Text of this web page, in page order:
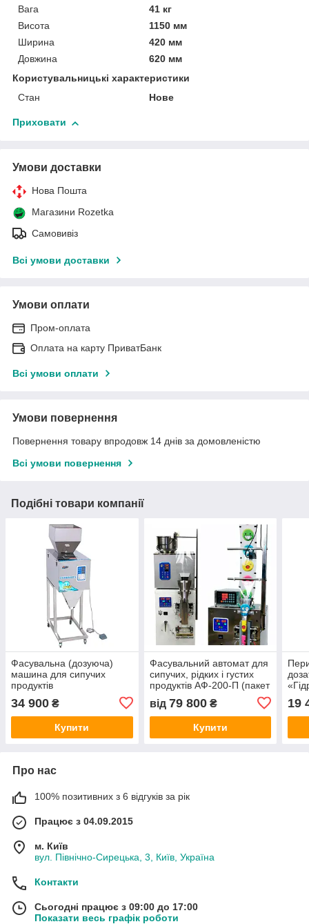
Вага
41 кг
Висота
1150 мм
Ширина
420 мм
Довжина
620 мм
Користувальницькі характеристики
Стан
Нове
Приховати
Умови доставки
Нова Пошта
Магазини Rozetka
Самовивіз
Всі умови доставки
Умови оплати
Пром-оплата
Оплата на карту ПриватБанк
Всі умови оплати
Умови повернення
Повернення товару впродовж 14 днів за домовленістю
Всі умови повернення
Подібні товари компанії
Фасувальна (дозуюча)
машина для сипучих
продуктів
34 900 ₴
Купити
Фасувальний автомат для
сипучих, рідких і густих
продуктів АФ-200-П (пакет
від 79 800₴
Купити
19
Про нас
100% позитивних з 6 відгуків за рік
Працює з 04.09.2015
м. Київ
вул. Північно-Сирецька, 3, Київ, Україна
Контакти
Сьогодні працює з 09:00 до 17:00
Показати весь графік роботи